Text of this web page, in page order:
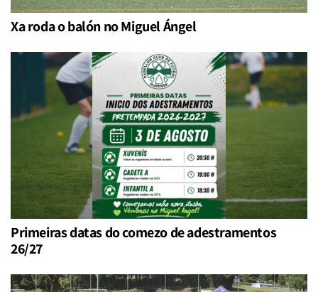
Xa roda o balón no Miguel Ángel
Primeiras datas do comezo de adestramentos
26/27